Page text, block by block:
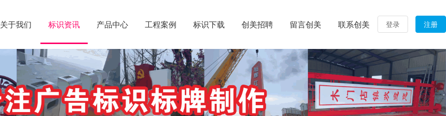
登录 注册
关于我们 标识资讯 产品中心 工程案例 标识下载 创美招聘 留言创美 联系创美